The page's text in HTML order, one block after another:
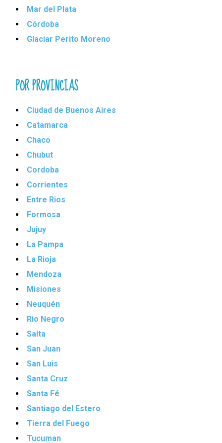
Mar del Plata
Córdoba
Glaciar Perito Moreno
POR PROVINCIAS
Ciudad de Buenos Aires
Catamarca
Chaco
Chubut
Cordoba
Corrientes
Entre Rios
Formosa
Jujuy
La Pampa
La Rioja
Mendoza
Misiones
Neuquén
Rio Negro
Salta
San Juan
San Luis
Santa Cruz
Santa Fé
Santiago del Estero
Tierra del Fuego
Tucuman